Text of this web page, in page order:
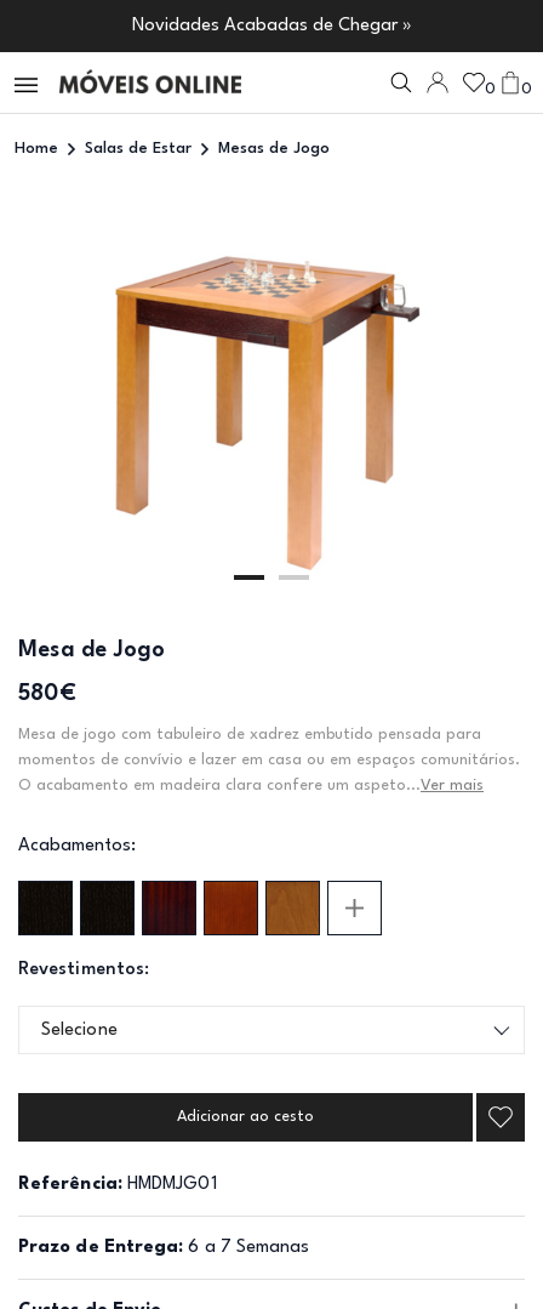
Novidades Acabadas de Chegar »
0 0
Home Salas de Estar Mesas de Jogo
Mesa de Jogo
580€
Mesa de jogo com tabuleiro de xadrez embutido pensada para
momentos de convívio e lazer em casa ou em espaços comunitários.
O acabamento em madeira clara confere um aspeto...Ver mais
Acabamentos:
Revestimentos:
Selecione
Adicionar ao cesto
Referência: HMDMJG01
Prazo de Entrega: 6 a 7 Semanas